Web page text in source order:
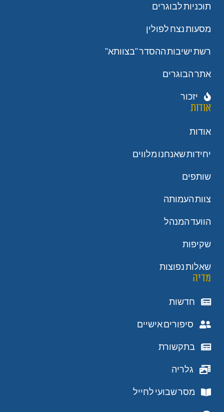
תוכניות לבוגרים
מסעות נצח לפולין
רשת ישיבות ההסדר "בצוותא"
אתר הבוגרים
יזכור
אודות
אודות
יחידות שאנחנו מלווים
שותפים
צוות העמותה
הוועד המנהל
שקיפות
שאלות נפוצות
מדיה
חדשות
סיפורים אישיים
בתקשורת
גלריה
מסר שבועי לחייל